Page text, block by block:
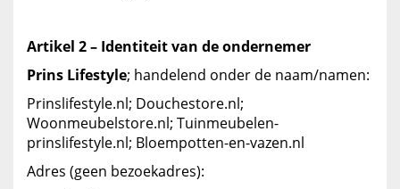
Artikel 2 – Identiteit van de ondernemer
Prins Lifestyle; handelend onder de naam/namen:
Prinslifestyle.nl; Douchestore.nl;
Woonmeubelstore.nl; Tuinmeubelen-
prinslifestyle.nl; Bloempotten-en-vazen.nl
Adres (geen bezoekadres):